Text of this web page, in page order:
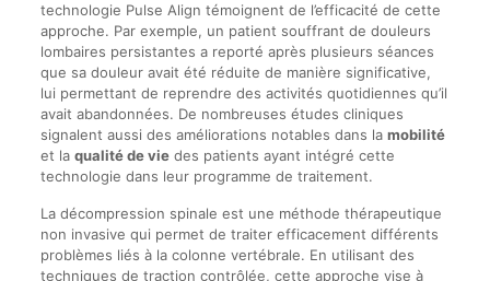
technologie Pulse Align témoignent de l’efficacité de cette
approche. Par exemple, un patient souffrant de douleurs
lombaires persistantes a reporté après plusieurs séances
que sa douleur avait été réduite de manière significative,
lui permettant de reprendre des activités quotidiennes qu’il
avait abandonnées. De nombreuses études cliniques
signalent aussi des améliorations notables dans la mobilité
et la qualité de viedes patients ayant intégré cette
technologie dans leur programme de traitement.
La décompression spinale est une méthode thérapeutique
non invasive qui permet de traiter efficacement différents
problèmes liés à la colonne vertébrale. En utilisant des
techniques de traction contrôlée, cette approche vise à